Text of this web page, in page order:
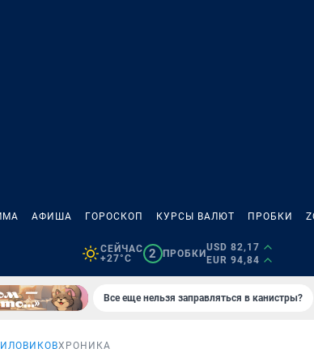
АФИША ГОРОСКОП КУРСЫ ВАЛЮТ ПРОБКИ
СЕЙЧАС
+27°C
2 ПРОБКИ
USD 82,17
EUR 94,84
Все еще нельзя заправляться в канистры?
ХРОНИКА